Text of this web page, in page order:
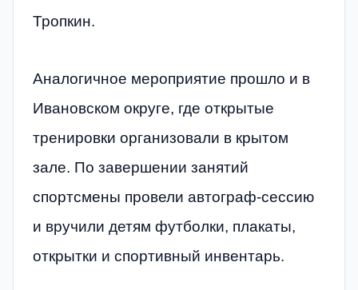
Тропкин.
Аналогичное мероприятие прошло и в
Ивановском округе, где открытые
тренировки организовали в крытом
зале. По завершении занятий
спортсмены провели автограф-сессию
и вручили детям футболки, плакаты,
открытки и спортивный инвентарь.